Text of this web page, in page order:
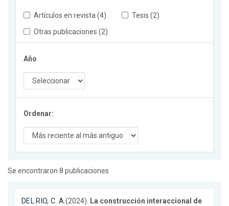
Artículos en revista (4)
Tesis (2)
Otras publicaciones (2)
Año
Ordenar:
Se encontraron 8 publicaciones
DEL RIO, C. A.(2024). La construcción interaccional de